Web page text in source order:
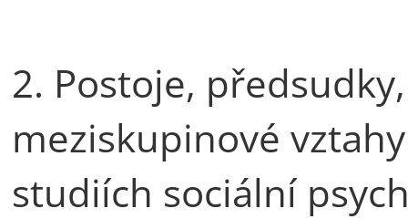
2. Postoje,
meziskupinové
studiích sociální